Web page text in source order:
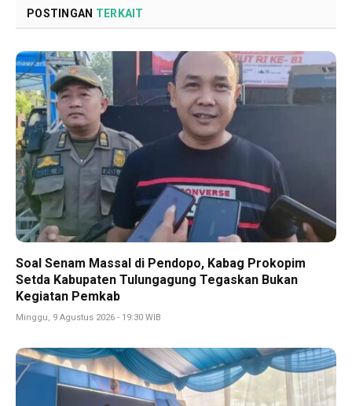
POSTINGAN TERKAIT
Soal Senam Massal di Pendopo, Kabag Prokopim
Setda Kabupaten Tulungagung Tegaskan Bukan
Kegiatan Pemkab
Minggu, 9 Agustus 2026 - 19:30 WIB